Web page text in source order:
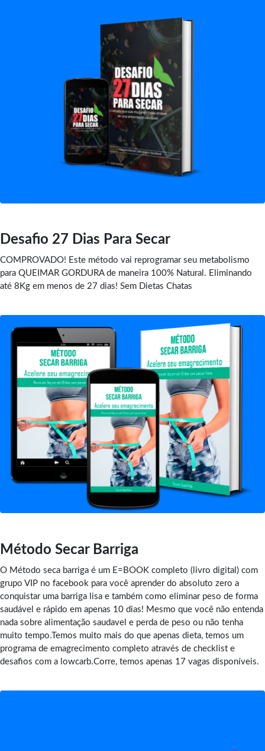
Desafio 27 Dias Para Secar
COMPROVADO! Este método vai reprogramar seu metabolismo
para QUEIMAR GORDURA de maneira 100% Natural. Eliminando
até 8Kg em menos de 27 dias! Sem Dietas Chatas
Método Secar Barriga
O Método seca barriga é um E=BOOK completo (livro digital) com
grupo VIP no facebook para você aprender do absoluto zero a
conquistar uma barriga lisa e também como eliminar peso de forma
saudável e rápido em apenas 10 dias! Mesmo que você não entenda
nada sobre alimentação saudavel e perda de peso ou não tenha
muito tempo.Temos muito mais do que apenas dieta, temos um
programa de emagrecimento completo através de checklist e
desafios com a lowcarb.Corre, temos apenas 17 vagas disponíveis.